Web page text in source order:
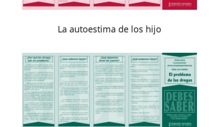
La autoestima de los hijo